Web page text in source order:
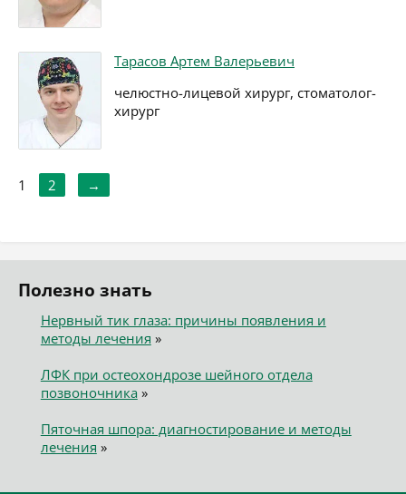
Тарасов Артем Валерьевич
челюстно-лицевой хирург, стоматолог-
хирург
1 2 →
Полезно знать
Нервный тик глаза: причины появления и
методы лечения »
ЛФК при остеохондрозе шейного отдела
позвоночника»
Пяточная шпора: диагностирование и методы
лечения »